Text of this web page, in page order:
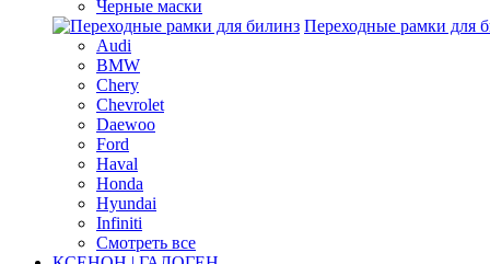
Черные маски
Переходные рамки для
Audi
BMW
Chery
Chevrolet
Daewoo
Ford
Haval
Honda
Hyundai
Infiniti
Смотреть все